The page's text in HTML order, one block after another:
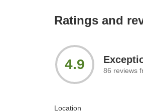
Ratings and
4.9 86 reviews
Location